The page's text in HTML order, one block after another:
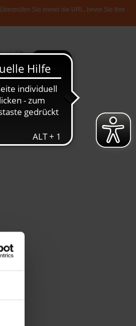
Sie immer die URL, bevor Sie Ihre
Die Luxemburger
Wirtschaft